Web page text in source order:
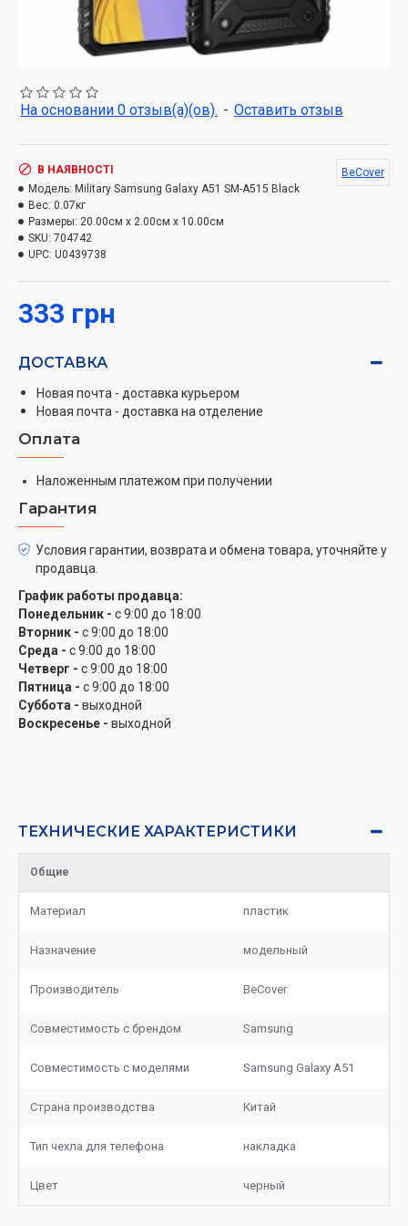
На основании 0 отзыв(а)(ов). - Оставить отзыв
333 грн
В НАЯВНОСТІ
Модель: Military Samsung Galaxy A51 SM-A515 Black
Вес: 0.07кг
Размеры: 20.00см x 2.00см x 10.00см
SKU: 704742
UPC: U0439738
BeCover
ДОСТАВКА
Новая почта - доставка курьером
Новая почта - доставка на отделение
Оплата
Наложенным платежом при получении
Гарантия
Условия гарантии, возврата и обмена товара, уточняйте у
продавца.
График работы продавца:
Понедельник - с 9:00 до 18:00
Вторник - с 9:00 до 18:00
Среда - с 9:00 до 18:00
Четверг - с 9:00 до 18:00
Пятница - с 9:00 до 18:00
Суббота - выходной
Воскресенье - выходной
ТЕХНИЧЕСКИЕ ХАРАКТЕРИСТИКИ
Общие
Материал пластик
Назначение модельный
Производитель BeCover
Совместимость с брендом Samsung
Совместимость с моделями Samsung Galaxy A51
Страна производства Китай
Тип чехла для телефона накладка
Цвет черный